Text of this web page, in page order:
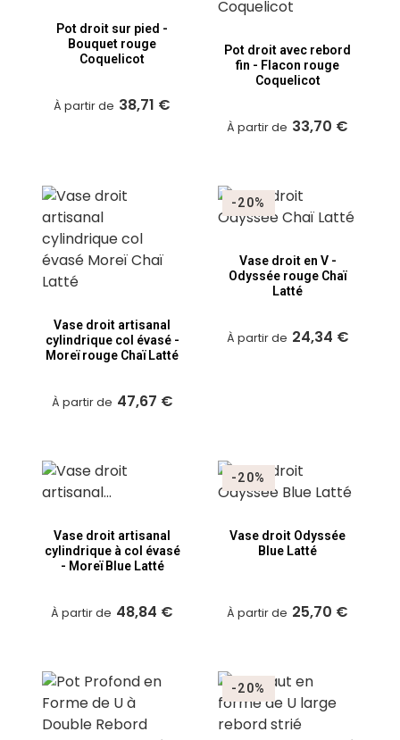
Pot droit sur pied -
Bouquet rouge
Coquelicot
À partir de 38,71 €
Pot droit avec rebord
fin - Flacon rouge
Coquelicot
À partir de 33,70 €
Vase droit artisanal
cylindrique col évasé -
Moreï rouge Chaï Latté
À partir de 47,67 €
Vase droit en V -
Odyssée rouge Chaï
Latté
À partir de 24,34 €
-20%
Vase droit artisanal
cylindrique à col évasé
- Moreï Blue Latté
À partir de 48,84 €
Vase droit Odyssée
Blue Latté
À partir de 25,70 €
-20%
-20%